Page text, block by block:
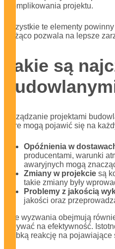
skomplikowania projektu.
Wszystkie te elementy
bieżąco pozwala na lepsze
Jakie są
Zarządzanie projektami
które mogą pojawić się na
Opóźnienia w
producentami, warunki
awaryjnych mogą
Zmiany w projekcie są
takie zmiany były
Problemy z jakością
jakości oraz
Inne wyzwania obejmują
wpływać na efektywność.
szybką reakcję na pojawiające